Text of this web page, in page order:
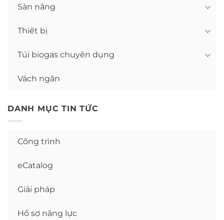
Sàn nâng
Thiết bị
Túi biogas chuyên dụng
Vách ngăn
DANH MỤC TIN TỨC
Công trình
eCatalog
Giải pháp
Hồ sơ năng lực